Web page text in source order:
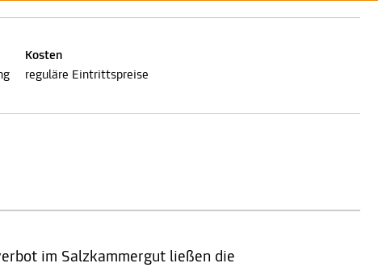
Kosten
reguläre Eintrittspreise
im Salzkammergut ließen die